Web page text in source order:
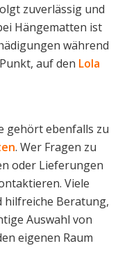
zuverlässig und
Hängematten ist
während
auf den Lola
gehört ebenfalls zu
. Wer Fragen zu
oder Lieferungen
Viele
hilfreiche Beratung,
Auswahl von
eigenen Raum